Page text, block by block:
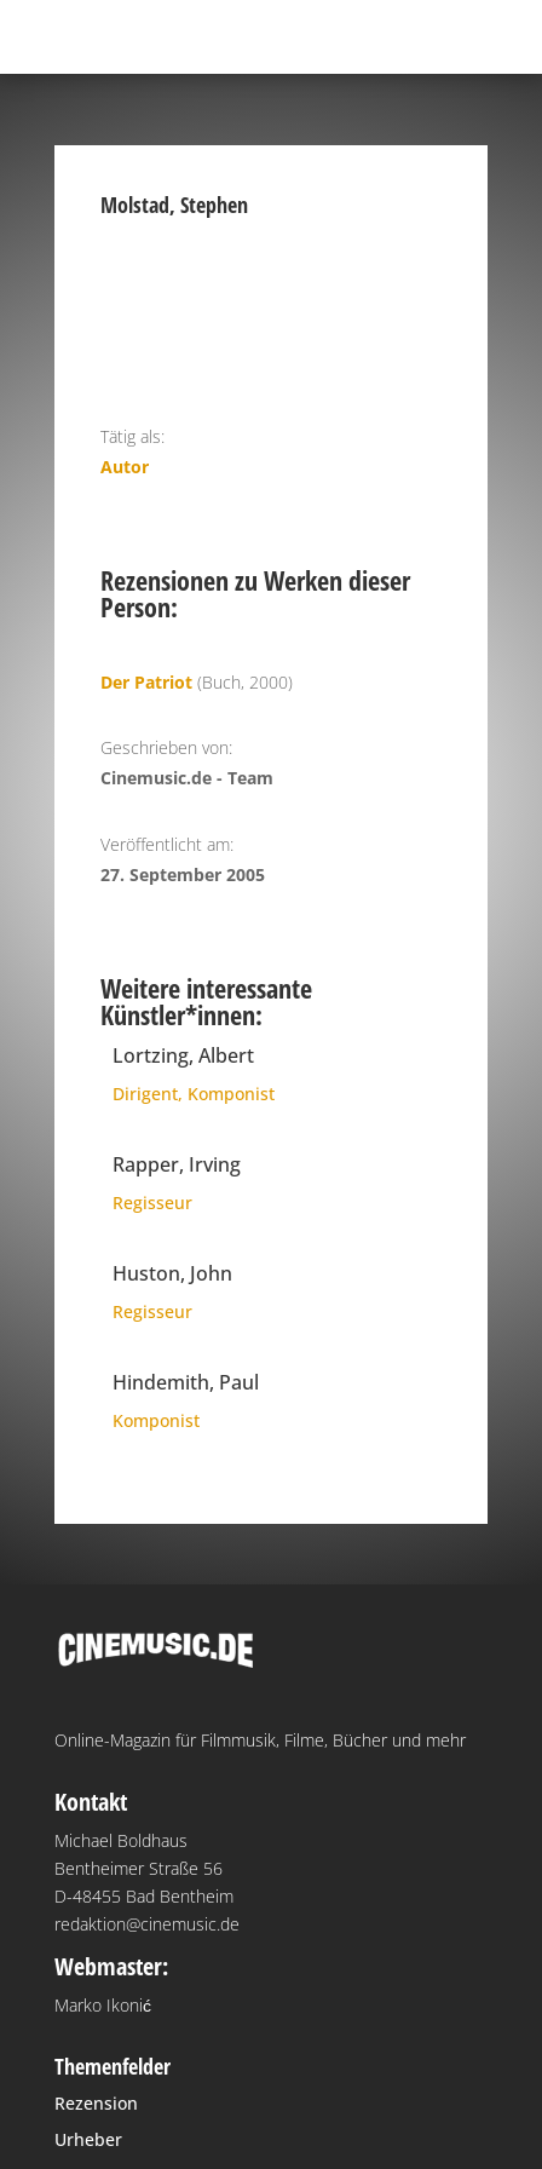
Molstad, Stephen
Tätig als:
Autor
Rezensionen zu Werken dieser
Person:
Der Patriot(Buch, 2000)
Geschrieben von:
Cinemusic.de - Team
Veröffentlicht am:
27. September 2005
Weitere interessante
Künstler*innen:
Lortzing, Albert
Dirigent, Komponist
Rapper, Irving
Regisseur
Huston, John
Regisseur
Hindemith, Paul
Komponist
Online-Magazin für Filmmusik, Filme, Bücher und mehr
Kontakt
Michael Boldhaus
Bentheimer Straße 56
D-48455 Bad Bentheim
redaktion@cinemusic.de
Webmaster:
Marko Ikonić
Themenfelder
Rezension
Urheber